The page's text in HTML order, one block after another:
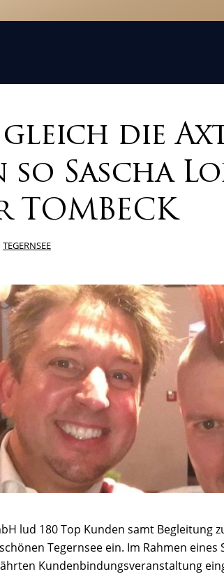
die
so Sascha
TOMBECK
TEGERNSEE
lud 180 Top Kunden samt Begleitung
Tegernsee ein. Im Rahmen
Kundenbindungsveranstaltung